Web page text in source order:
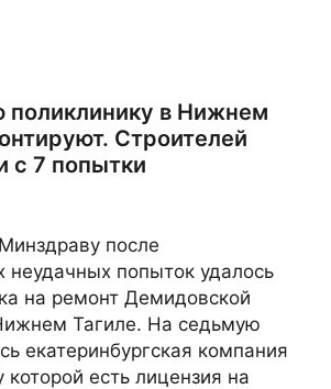
в Нижнем
Строителей
с 7 попытки
после
неудачных попыток удалось
на ремонт Демидовской
Тагиле. На седьмую
екатеринбургская компания
есть лицензия на